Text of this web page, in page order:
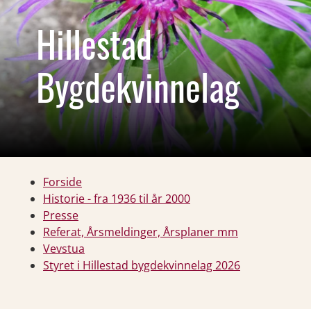
Hillestad
Bygdekvinnelag
Forside
Historie - fra 1936 til år 2000
Presse
Referat, Årsmeldinger, Årsplaner mm
Vevstua
Styret i Hillestad bygdekvinnelag 2026